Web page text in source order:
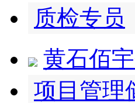
质检专员
黄石佰
项目管理